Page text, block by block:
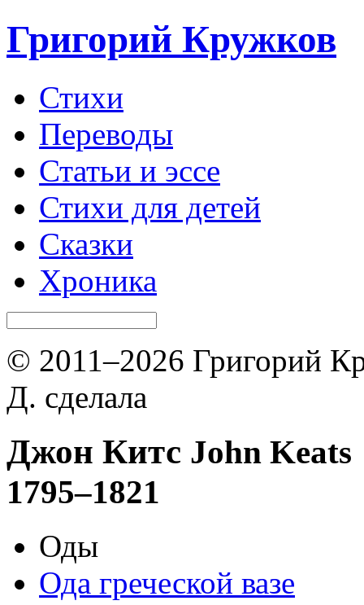
Григорий Кружков
Стихи
Переводы
Статьи и эссе
Стихи для детей
Сказки
Хроника
© 2011–2026 Григорий
Д. сделала
Джон Китс John Keats
1795–1821
Оды
Ода греческой вазе